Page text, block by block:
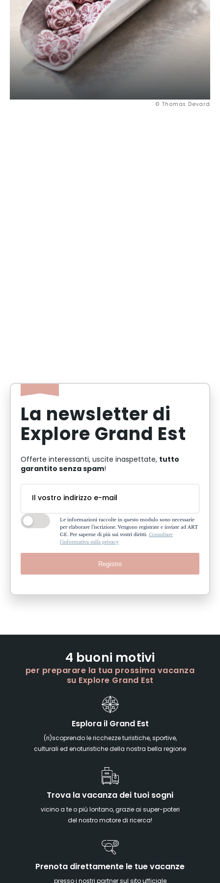
© Thomas Devard
La newsletter di
Explore Grand Est
Offerte interessanti, uscite inaspettate, tutto
garantito senza spam!
Le informazioni raccolte in questo modulo sono necessarie
per elaborare l'iscrizione. Vengono registrate e inviate ad ART
GE. Per saperne di più sui vostri diritti: Consultare
l'informativa sulla privacy
Registro
4 buoni motivi
per preparare la tua prossima vacanza
su Explore Grand Est
Esplora il Grand Est
(ri)scoprendo le ricchezze turistiche, sportive,
culturali ed enoturistiche della nostra bella regione
Trova la vacanza dei tuoi sogni
vicino a te o più lontano, grazie ai super-poteri
del nostro motore di ricerca!
Prenota direttamente le tue vacanze